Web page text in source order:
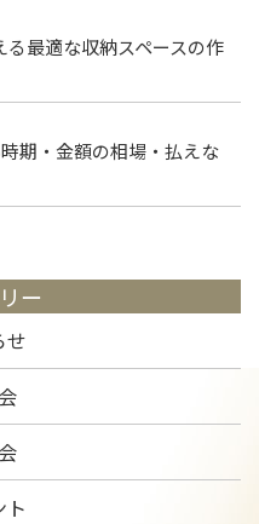
最適な収納スペースの作
期・金額の相場・払えな
ー
せ
ト